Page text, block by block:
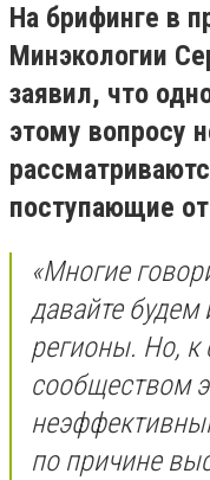
На брифинге в
Минэкологии
заявил, что
этому вопросу
поступающие
«Многие
давайте будем
регионы. Но,
сообществом
по причине